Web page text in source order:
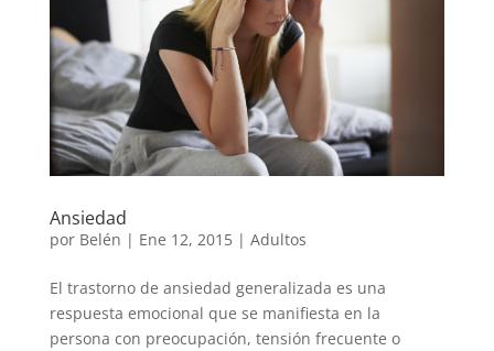
Ansiedad
por Belén | Ene 12, 2015| Adultos
El trastorno de ansiedad generalizada es una
respuesta emocional que se manifiesta en la
persona con preocupación, tensión frecuente o